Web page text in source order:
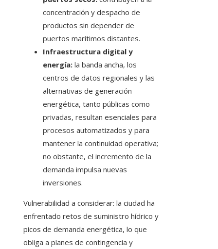
concentración y despacho de
productos sin depender de
puertos marítimos distantes.
Infraestructura digital y
energía: la banda ancha, los
centros de datos regionales y las
alternativas de generación
energética, tanto públicas como
privadas, resultan esenciales para
procesos automatizados y para
mantener la continuidad operativa;
no obstante, el incremento de la
demanda impulsa nuevas
inversiones.
Vulnerabilidad a considerar: la ciudad ha
enfrentado retos de suministro hídrico y
picos de demanda energética, lo que
obliga a planes de contingencia y